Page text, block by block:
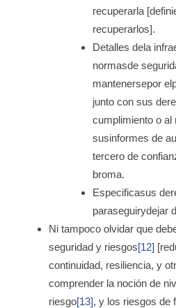
recuperarla
recuperarlos].
Detalles dela
normasde
mantenersepor
junto con sus
cumplimiento o al
susinformes de
tercero de
broma.
Especificasus
paraseguirydejar
Ni tampoco olvidar que
seguridad y riesgos[12]
continuidad, resiliencia, y
comprender la noción de
riesgo[13], y los riesgos de